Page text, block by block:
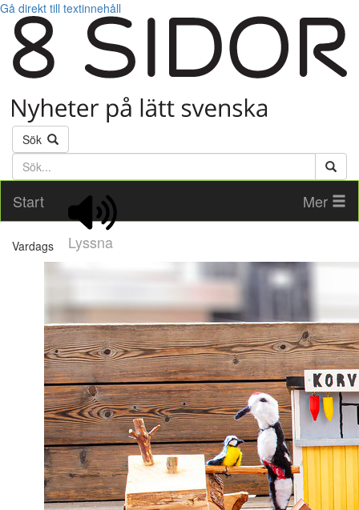
Gå direkt till textinnehåll
Sök
Söktext
Start
Lyssna
Mer
Vardags